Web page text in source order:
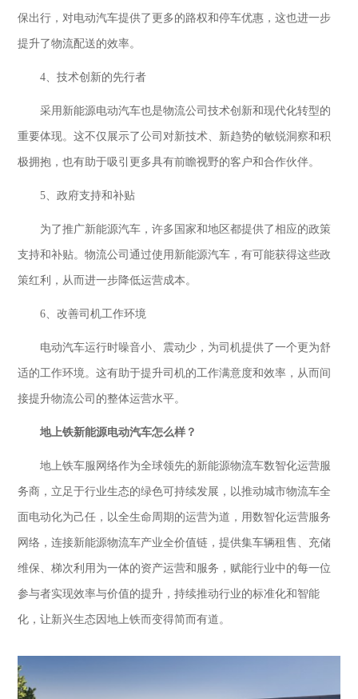
保出行，对电动汽车提供了更多的路权和停车优惠，这也进一步
提升了物流配送的效率。
4、技术创新的先行者
采用新能源电动汽车也是物流公司技术创新和现代化转型的
重要体现。这不仅展示了公司对新技术、新趋势的敏锐洞察和积
极拥抱，也有助于吸引更多具有前瞻视野的客户和合作伙伴。
5、政府支持和补贴
为了推广新能源汽车，许多国家和地区都提供了相应的政策
支持和补贴。物流公司通过使用新能源汽车，有可能获得这些政
策红利，从而进一步降低运营成本。
6、改善司机工作环境
电动汽车运行时噪音小、震动少，为司机提供了一个更为舒
适的工作环境。这有助于提升司机的工作满意度和效率，从而间
接提升物流公司的整体运营水平。
地上铁新能源电动汽车怎么样？
地上铁车服网络作为全球领先的新能源物流车数智化运营服
务商，立足于行业生态的绿色可持续发展，以推动城市物流车全
面电动化为己任，以全生命周期的运营为道，用数智化运营服务
网络，连接新能源物流车产业全价值链，提供集车辆租售、充储
维保、梯次利用为一体的资产运营和服务，赋能行业中的每一位
参与者实现效率与价值的提升，持续推动行业的标准化和智能
化，让新兴生态因地上铁而变得简而有道。